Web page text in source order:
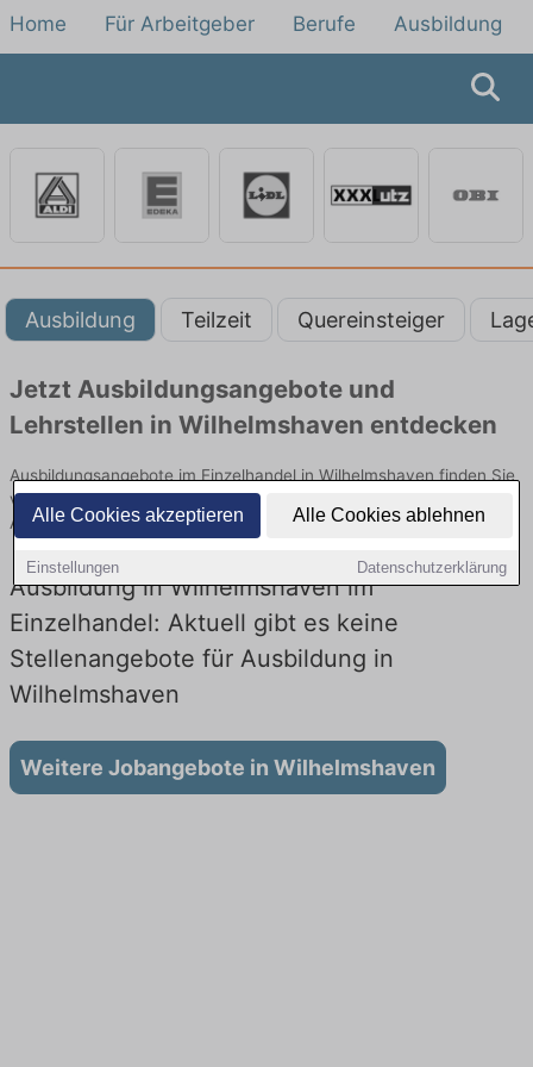
Alle Cookies akzeptieren Alle Cookies ablehnen
Einstellungen Datenschutzerklärung
Home Für Arbeitgeber Berufe Ausbildung
Ausbildung Teilzeit Quereinsteiger
Jetzt Ausbildungsangebote und
Lehrstellen in Wilhelmshaven entdecken
Ausbildungsangebote im Einzelhandel in Wilhelmshaven finden Sie
von namhaften Firmen. Entdecken Sie freie Optionen von Top-
Arbeitgebern und bewerben Sie sich noch heute.
Ausbildung in Wilhelmshaven im
Einzelhandel: Aktuell gibt es keine
Stellenangebote für Ausbildung in
Wilhelmshaven
Weitere Jobangebote in Wilhelmshaven